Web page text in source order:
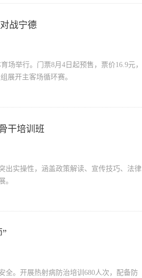
战宁德
场举行。门票8月4日起预售，票价16.9元，
展开主客场循环赛。
干培训班
出实操性，涵盖政策解读、宣传技巧、法律
。
全。开展热射病防治培训680人次，配备防